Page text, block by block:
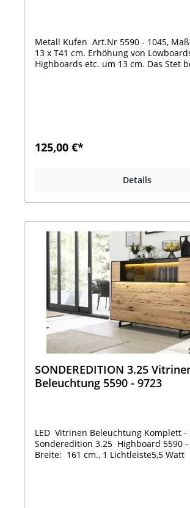
Metall Kufen Art.Nr 5590 - 1045,
13 x T41 cm. Erhöhung von
Highboards etc. um 13 cm. Das Stet
outlet.deFragen zum Produkt?Unsere
HOTLINE:Montag- Freitag 8.00-16.00
beachten Sie, dass ein Besuch bei uns
nur nach vorheriger telefonischer
125,00 €*
Details
SONDEREDITION 3.25 Vitrinen
Beleuchtung 5590 - 9723
LED Vitrinen Beleuchtung Komplett -
Sonderedition 3.25 Highboard 5590 -
Breite: 161 cm., 1 Lichtleiste5,5 Watt